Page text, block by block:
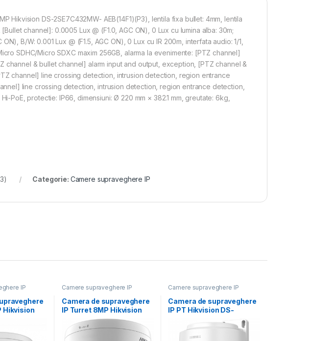
Hikvision DS-2SE7C432MW- AEB(14F1)(P3), lentila fixa bullet: 4mm, lentila
channel]: 0.0005 Lux @ (F1.0, AGC ON), 0 Lux cu lumina alba: 30m;
B/W: 0.001 Lux @ (F1.5, AGC ON), 0 Lux cu IR 200m, interfata audio: 1/1,
SDHC/Micro SDXC maxim 256GB, alarma la evenimente: [PTZ channel]
channel & bullet channel] alarm input and output, exception, [PTZ channel &
channel] line crossing detection, intrusion detection, region entrance
line crossing detection, intrusion detection, region entrance detection,
PoE, protectie: IP66, dimensiuni: Ø 220 mm × 382.1 mm, greutate: 6kg,
Categorie: Camere supraveghere IP
IP
Hikvision
Camere supraveghere IP
Camera de supraveghere
IP Turret 8MP Hikvision
DS-2CD1383G2-
LIUF(2.8MM);lentila fixa:
Camere supraveghere IP
Camera de supraveghere
IP PT Hikvision DS-
E(2.8MM), lentila fixa:
2.8mm,